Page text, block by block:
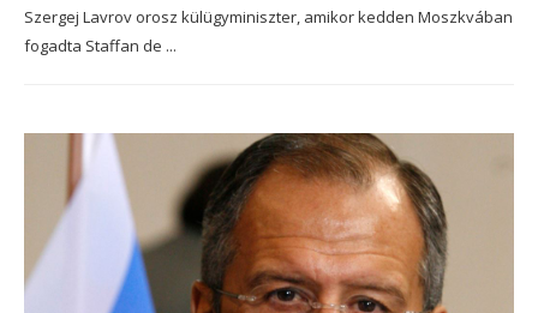
Szergej Lavrov orosz külügyminiszter, amikor kedden Moszkvában
fogadta Staffan de ...